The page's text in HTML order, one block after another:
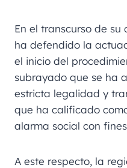
En el transcurso de su
ha defendido la
el inicio del
subrayado que se ha
estricta legalidad y
que ha calificado
alarma social con
A este respecto, la